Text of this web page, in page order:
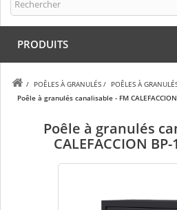
PRODUITS
/ POÊLES À GRANULÉS / POÊLES À
Poêle à granulés canalisable - FM
Poêle à granulés
CALEFACCION